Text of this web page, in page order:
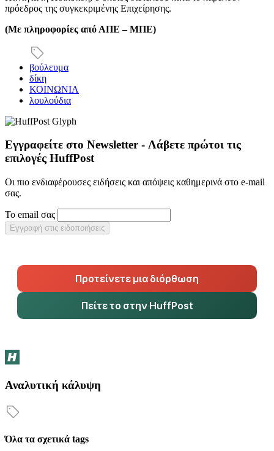
πρόεδρος της συγκεκριμένης Επιχείρησης.
(Με πληροφορίες από ΑΠΕ – ΜΠΕ)
βούλευμα
δίκη
ΚΟΙΝΩΝΙΑ
λουλούδια
Εγγραφείτε στο Newsletter - Λάβετε πρώτοι τις
επιλογές HuffPost
Οι πιο ενδιαφέρουσες ειδήσεις και απόψεις καθημερινά στο e-mail
σας.
Το email σας
Εγγραφή στις ειδοποιήσεις
Προτείνετε μια διόρθωση
Πείτε το στην HuffPost
Αναλυτική κάλυψη
Όλα τα σχετικά tags